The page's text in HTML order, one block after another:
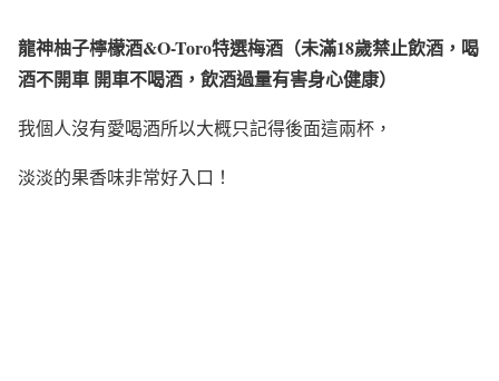
龍神柚子檸檬酒&O-Toro特選梅酒（未滿18歲禁止飲酒，喝
酒不開車 開車不喝酒，飲酒過量有害身心健康）
我個人沒有愛喝酒所以大概只記得後面這兩杯，
淡淡的果香味非常好入口！